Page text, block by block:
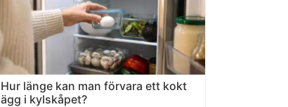
Hur länge kan man förvara ett kokt
ägg i kylskåpet?